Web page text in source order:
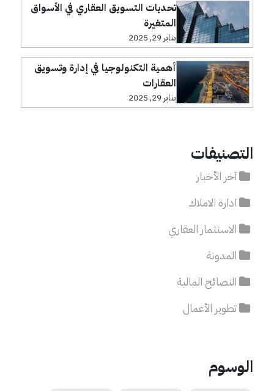
تحديات التسويق العقاري في الأسواق
المتغيرة
يناير 29, 2025
أهمية التكنولوجيا في إدارة وتسويق
العقارات
يناير 29, 2025
التصنيفات
آخر الأخبار
ادارة الاملاك
الاستثمار العقاري
المدونة
النصائح المالية
تطوير الأعمال
الوسوم